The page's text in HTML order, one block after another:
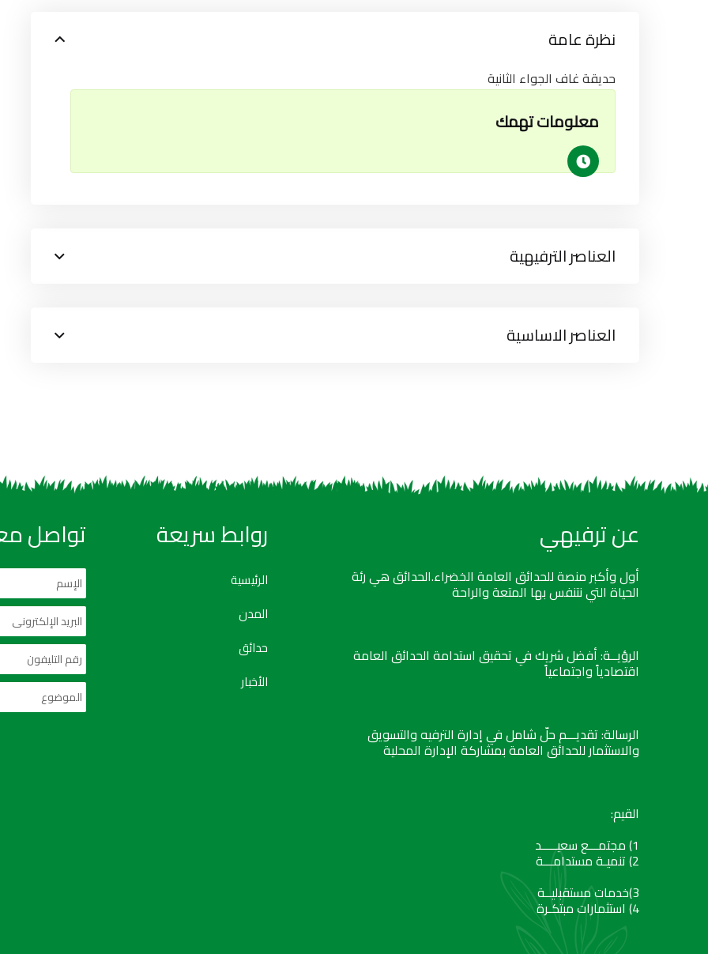
نظرة عامة
حديقة غاف الجواء الثانية
معلومات تهمك
العناصر الترفيهية
العناصر الاساسية
عن ترفيهي
أول وأكبر منصة للحدائق العامة الخضراء.الحدائق هي رئة
الحياة التي نتنفس بها المتعة والراحة
الرؤيــة: أفضل شريك في تحقيق استدامة الحدائق العامة
اقتصادياً واجتماعياً
الرسالة: تقديـــم حلّ شامل في إدارة الترفيه والتسويق
والاستثمار للحدائق العامة بمشاركة الإدارة المحلية
القيم:
1) مجتمـــع سعيـــــد
2) تنميـة مستدامـــة
3)خدمات مستقبليــة
4) استثمارات مبتكـرة
روابط سريعة
الرئيسية
المدن
حدائق
الأخبار
تواصل